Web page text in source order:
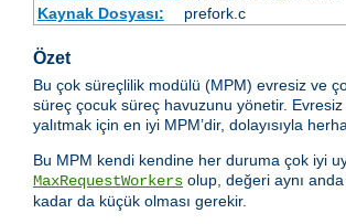
Kaynak Dosyası:
prefork.c
Özet
Bu çok süreçlilik modülü (MPM) evresiz ve
süreç çocuk süreç havuzunu yönetir.
yalıtmak için en iyi MPM’dir, dolayısıyla
Bu MPM kendi kendine her duruma çok iyi
MaxRequestWorkers olup, değeri aynı
kadar da küçük olması gerekir.